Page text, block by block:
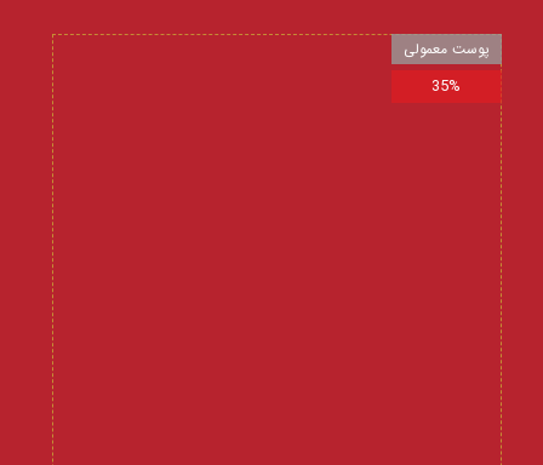
پوست معمولی
35%